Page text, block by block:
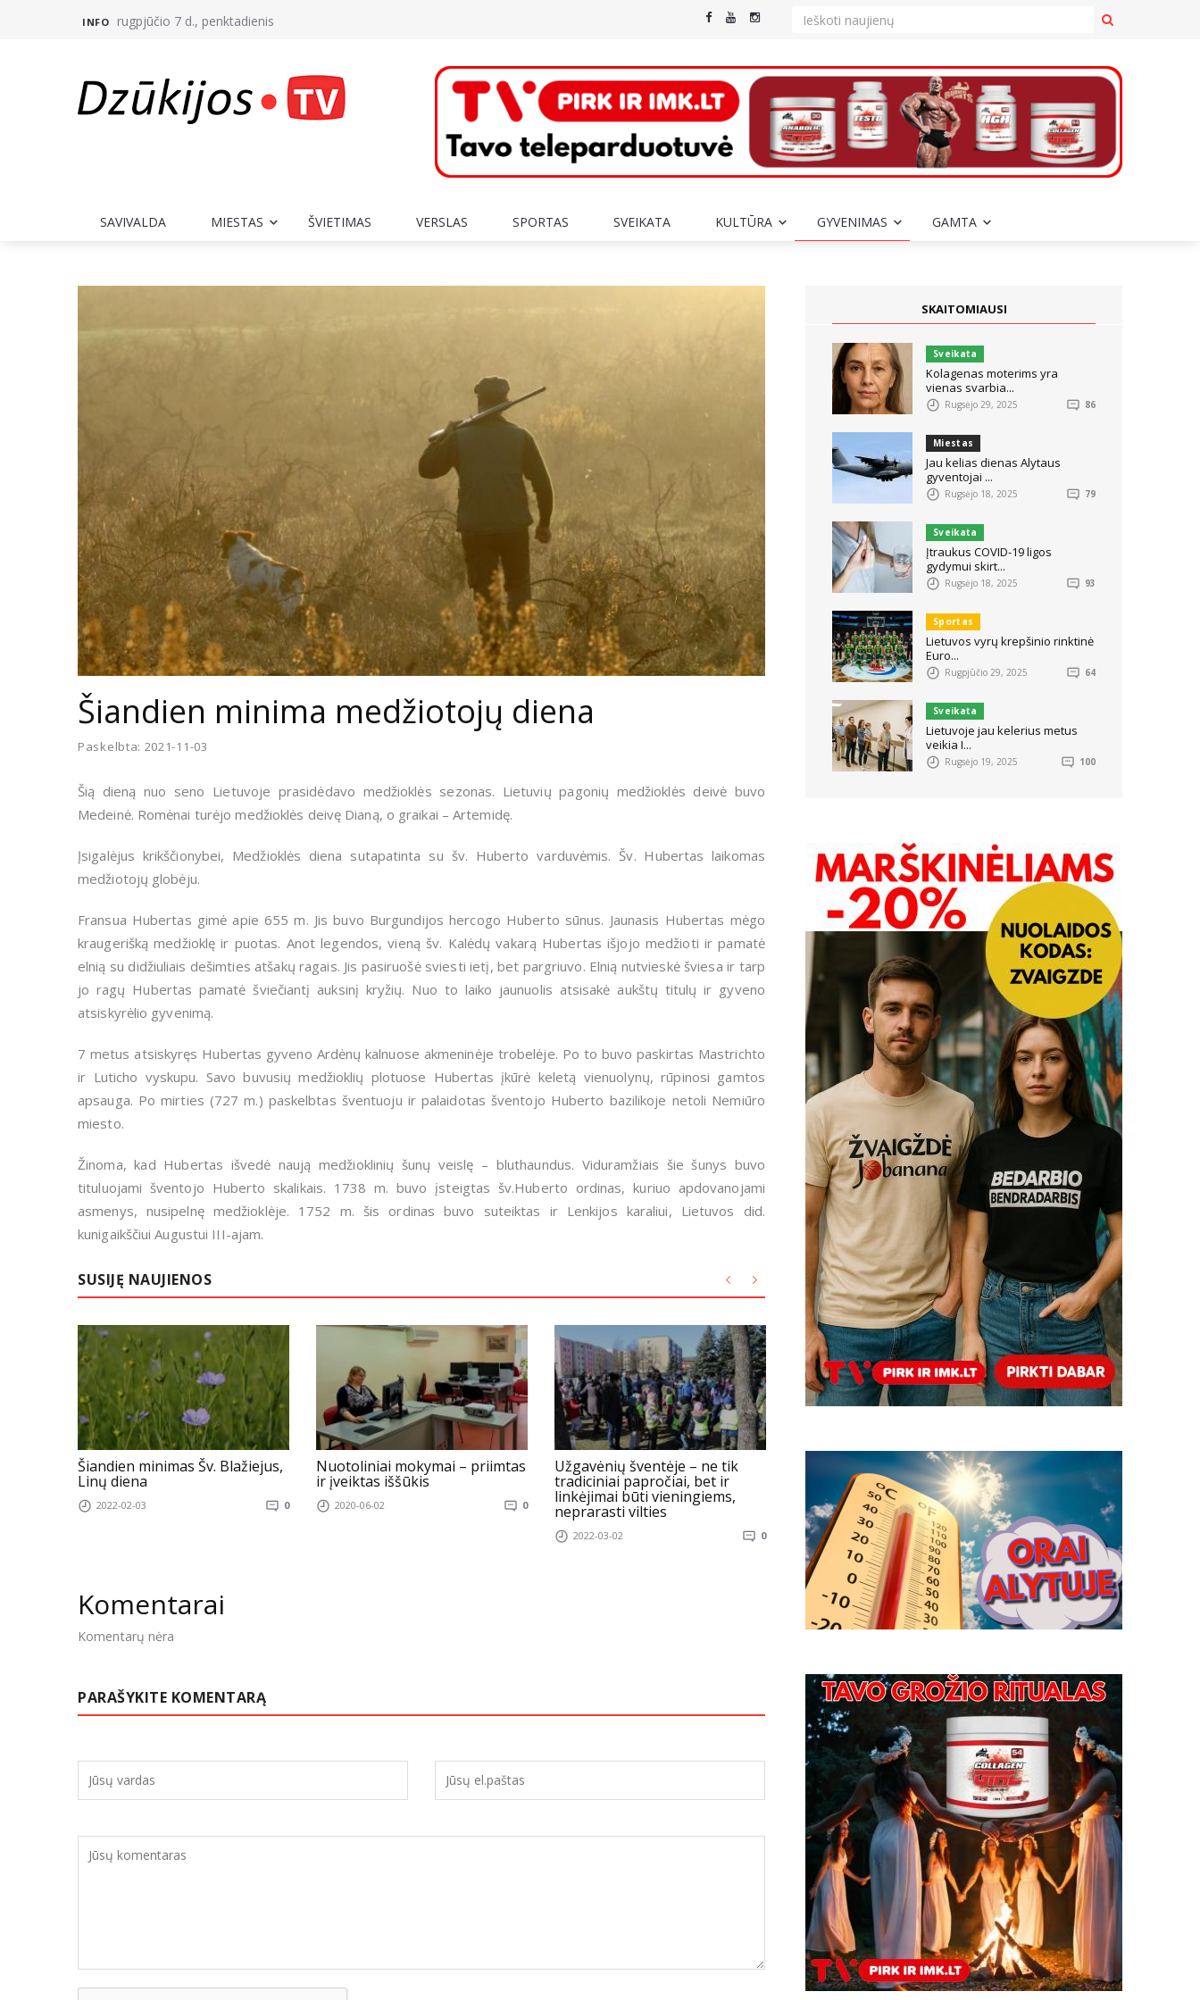
INFO rugpjūčio 7 d., penktadienis
SAVIVALDA MIESTAS ŠVIETIMAS VERSLAS SPORTAS SVEIKATA KULTŪRA GYVENIMAS GAMTA
Šiandien minima medžiotojų diena
Paskelbta: 2021-11-03
Šią dieną nuo seno Lietuvoje prasidėdavo medžioklės sezonas. Lietuvių pagonių medžioklės deivė buvo
Medeinė. Romėnai turėjo medžioklės deivę Dianą, o graikai – Artemidę.
Įsigalėjus krikščionybei, Medžioklės diena sutapatinta su šv. Huberto varduvėmis. Šv. Hubertas laikomas
medžiotojų globėju.
Fransua Hubertas gimė apie 655 m. Jis buvo Burgundijos hercogo Huberto sūnus. Jaunasis Hubertas mėgo
kraugerišką medžioklę ir puotas. Anot legendos, vieną šv. Kalėdų vakarą Hubertas išjojo medžioti ir pamatė
elnią su didžiuliais dešimties atšakų ragais. Jis pasiruošė sviesti ietį, bet pargriuvo. Elnią nutvieskė šviesa ir tarp
jo ragų Hubertas pamatė šviečiantį auksinį kryžių. Nuo to laiko jaunuolis atsisakė aukštų titulų ir gyveno
atsiskyrėlio gyvenimą.
7 metus atsiskyręs Hubertas gyveno Ardėnų kalnuose akmeninėje trobelėje. Po to buvo paskirtas Mastrichto
ir Luticho vyskupu. Savo buvusių medžioklių plotuose Hubertas įkūrė keletą vienuolynų, rūpinosi gamtos
apsauga. Po mirties (727 m.) paskelbtas šventuoju ir palaidotas šventojo Huberto bazilikoje netoli Nemiūro
miesto.
Žinoma, kad Hubertas išvedė naują medžioklinių šunų veislę – bluthaundus. Viduramžiais šie šunys buvo
tituluojami šventojo Huberto skalikais. 1738 m. buvo įsteigtas šv.Huberto ordinas, kuriuo apdovanojami
asmenys, nusipelnę medžioklėje. 1752 m. šis ordinas buvo suteiktas ir Lenkijos karaliui, Lietuvos did.
kunigaikščiui Augustui III-ajam.
SUSIJĘ NAUJIENOS
Šiandien minimas Šv. Blažiejus,
Linų diena
2022-02-03 0
Nuotoliniai mokymai – priimtas
ir įveiktas iššūkis
2020-06-02 0
Užgavėnių šventėje – ne tik
tradiciniai papročiai, bet ir
linkėjimai būti vieningiems,
neprarasti vilties
2022-03-02 0
Šiandien minima Pasaulinė
cirko diena
2022-04-16 0
Dovanos artimiesiems:
nepersistenkite siekdami
nustebinti
2018-12-15
Komentarai
Komentarų nėra
PARAŠYKITE KOMENTARĄ
SKAITOMIAUSI
Sveikata
Kolagenas moterims yra
vienas svarbia...
Rugsėjo 29, 2025 86
Miestas
Jau kelias dienas Alytaus
gyventojai ...
Rugsėjo 18, 2025 79
Sveikata
Įtraukus COVID-19 ligos
gydymui skirt...
Rugsėjo 18, 2025 93
Sportas
Lietuvos vyrų krepšinio rinktinė
Euro...
Rugpjūčio 29, 2025 64
Sveikata
Lietuvoje jau kelerius metus
veikia I...
Rugsėjo 19, 2025 100